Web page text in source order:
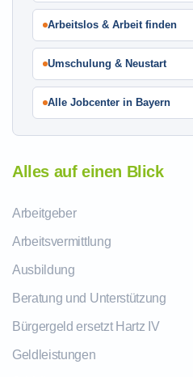
Arbeitslos & Arbeit finden
Umschulung & Neustart
Alle Jobcenter in Bayern
Alles auf einen Blick
Arbeitgeber
Arbeitsvermittlung
Ausbildung
Beratung und Unterstützung
Bürgergeld ersetzt Hartz IV
Geldleistungen